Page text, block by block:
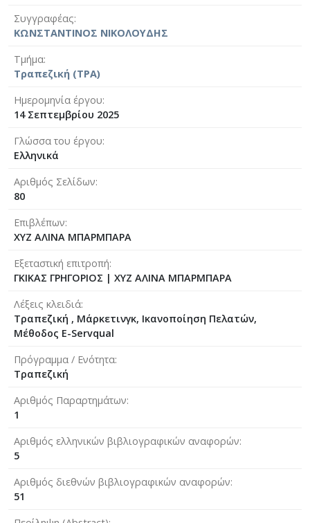
Συγγραφέας
ΚΩΝΣΤΑΝΤΙΝΟΣ ΝΙΚΟΛΟΥΔΗΣ
Τμήμα
Τραπεζική (ΤΡΑ)
Ημερομηνία έργου
14 Σεπτεμβρίου 2025
Γλώσσα του έργου
Ελληνικά
Αριθμός Σελίδων
80
Επιβλέπων
ΧΥΖ ΑΛΙΝΑ ΜΠΑΡΜΠΑΡA
Εξεταστική επιτροπή
ΓΚΙΚΑΣ ΓΡΗΓΟΡΙΟΣ | ΧΥΖ ΑΛΙΝΑ ΜΠΑΡΜΠΑΡΑ
Λέξεις κλειδιά
Τραπεζική , Μάρκετινγκ, Ικανοποίηση Πελατών,
Μέθοδος E-Servqual
Πρόγραμμα / Ενότητα
Τραπεζική
Αριθμός Παραρτημάτων
1
Αριθμός ελληνικών βιβλιογραφικών αναφορών
5
Αριθμός διεθνών βιβλιογραφικών αναφορών
51